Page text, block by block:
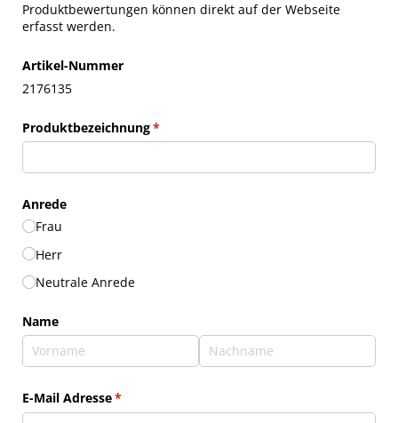
Produktbewertungen können direkt auf der Webseite
erfasst werden.
Artikel-Nummer
2176135
Produktbezeichnung*
(erforderlich)
Anrede
Frau
Herr
Neutrale Anrede
Name
E-Mail Adresse*
(erforderlich)